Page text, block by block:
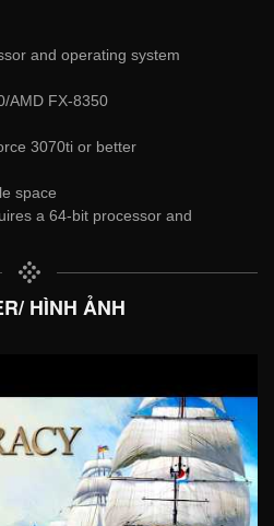
and operating system
AMD FX-8350
3070ti or better
space
a 64-bit processor and
HÌNH ẢNH